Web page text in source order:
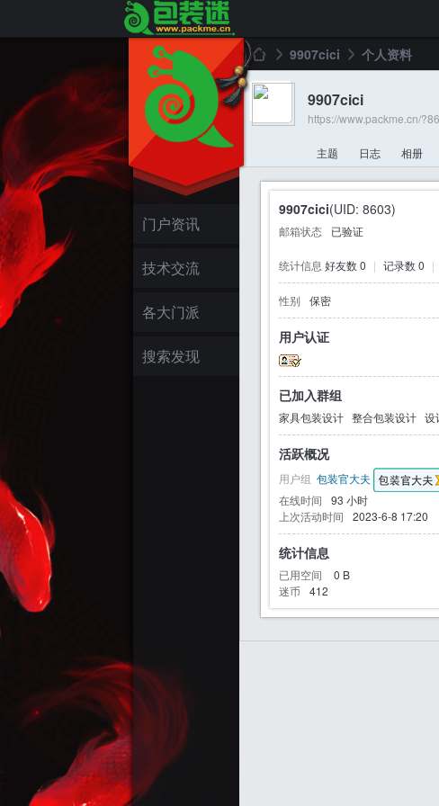
门户资讯
技术交流
各大门派
搜索发现
包 ›
9907cici
›
个人资料
9907cici
https://www.packme.cn/
主题 日志 相册
9907cici(UID: 8603)
邮箱状态 已验证
统计信息 好友数 0 | 记录数 0 |
性别 保密
用户认证
已加入群组
家具包装设计 整合包装设计 设
活跃概况
用户组 包装官大夫
在线时间
93 小时
上次活动时间
2023-6-8 17:20
统计信息
已用空间 0 B
迷币
412